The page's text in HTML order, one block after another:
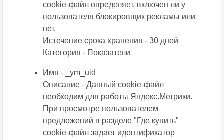
cookie-файл определяет, включен ли у
пользователя блокировщик рекламы или
нет.
Истечение срока хранения - 30 дней
Категория - Показатели
Имя - _ym_uid
Описание - Данный cookie-файл
необходим для работы Яндекс.Метрики.
При просмотре пользователем
предложений в разделе "Где купить"
cookie-файл задает идентификатор